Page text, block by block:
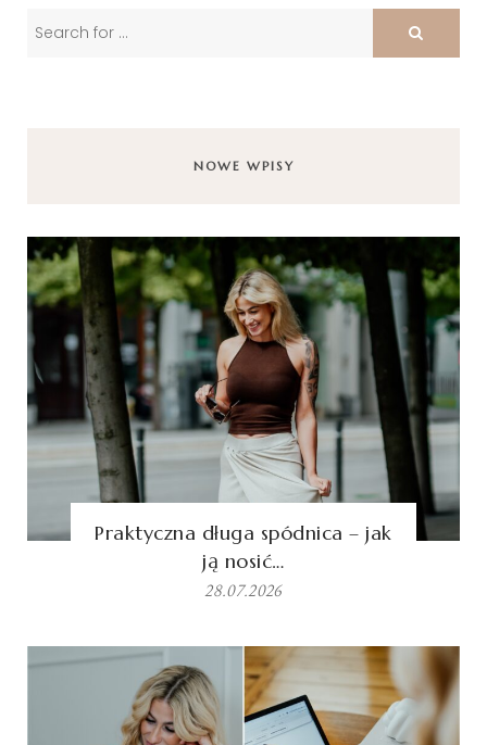
NOWE WPISY
Praktyczna długa spódnica – jak
ją nosić…
28.07.2026